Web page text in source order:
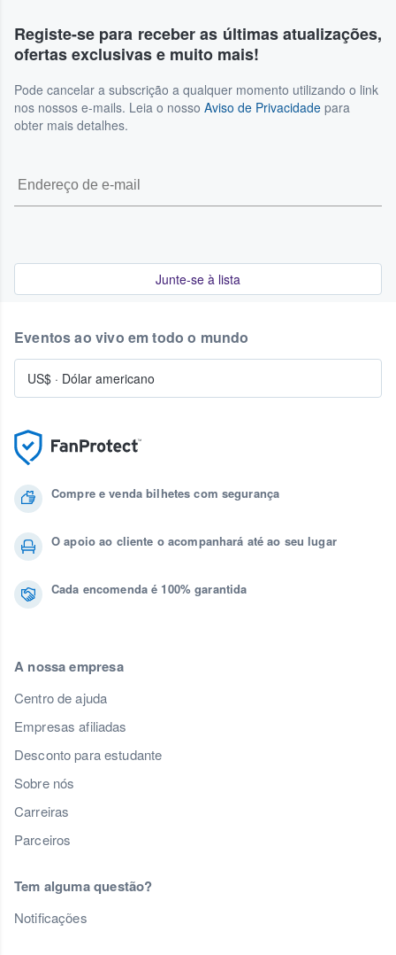
Registe-se para receber as últimas atualizações,
ofertas exclusivas e muito mais!
Pode cancelar a subscrição a qualquer momento utilizando o link
nos nossos e-mails. Leia o nosso Aviso de Privacidade para
obter mais detalhes.
Junte-se à lista
Compre e venda bilhetes com segurança
O apoio ao cliente o acompanhará até ao seu lugar
Cada encomenda é 100% garantida
A nossa empresa
Centro de ajuda
Empresas afiliadas
Desconto para estudante
Sobre nós
Carreiras
Parceiros
Tem alguma questão?
Notificações
Eventos ao vivo em todo o mundo
US$ · Dólar americano